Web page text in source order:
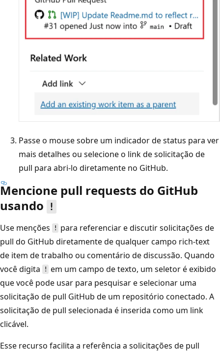
Passe o mouse sobre um indicador de status para ver
mais detalhes ou selecione o link de solicitação de
pull para abri-lo diretamente no GitHub.
Mencione pull requests do GitHub
usando
!
Use menções !
para referenciar e discutir solicitações de
pull do GitHub diretamente de qualquer campo rich-text
de item de trabalho ou comentário de discussão. Quando
você digita
! em um campo de texto, um seletor é exibido
que você pode usar para pesquisar e selecionar uma
solicitação de pull GitHub de um repositório conectado. A
solicitação de pull selecionada é inserida como um link
clicável.
Esse recurso facilita a referência a solicitações de pull